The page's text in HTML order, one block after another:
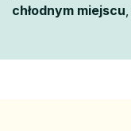
chłodnym miejscu